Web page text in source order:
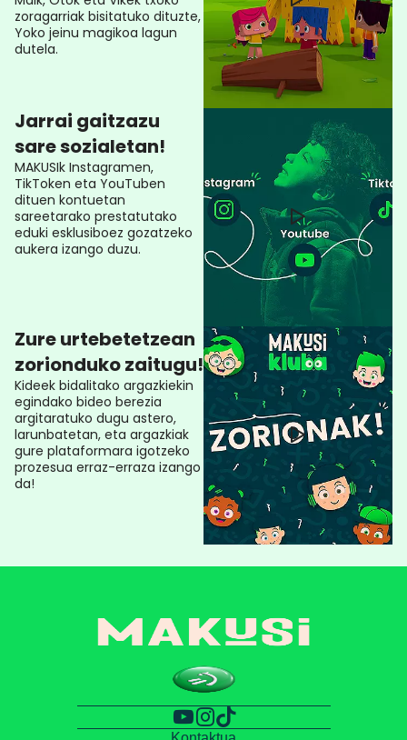
zoragarriak bisitatuko dituzte,
Yoko jeinu magikoa lagun
dutela.
Jarrai gaitzazu
sare sozialetan!
MAKUSIk Instagramen,
TikToken eta YouTuben
dituen kontuetan
sareetarako prestatutako
eduki esklusiboez gozatzeko
aukera izango duzu.
Zure urtebetetzean
zorionduko zaitugu!
Kideek bidalitako argazkiekin
egindako bideo berezia
argitaratuko dugu astero,
larunbatetan, eta argazkiak
gure plataformara igotzeko
prozesua erraz-erraza izango
da!